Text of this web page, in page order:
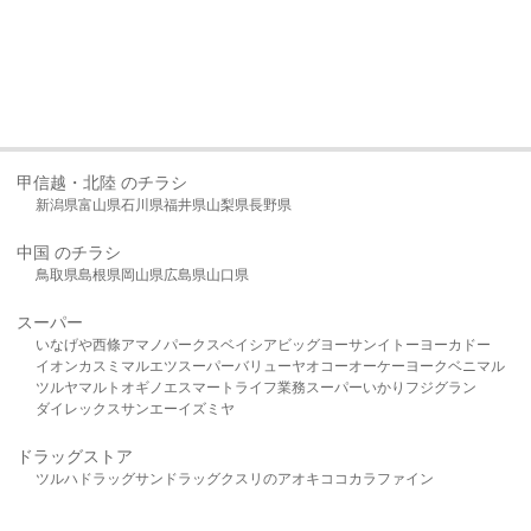
甲信越・北陸 のチラシ
新潟県富山県石川県福井県山梨県長野県
中国 のチラシ
鳥取県島根県岡山県広島県山口県
スーパー
いなげや西條アマノパークスベイシア ビッグヨーサンイトーヨーカドー
イオンカスミ マルエツスーパーバリューヤオコーオーケー ヨークベニマル
ツルヤマルト オギノ エスマート ライフ業務スーパーいかり フジグラン
ダイレックスサンエーイズミヤ
ドラッグストア
ツルハドラッグサンドラッグクスリのアオキ ココカラファイン